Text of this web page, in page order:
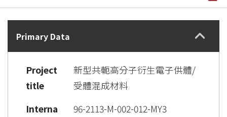
Statistics
Details
Primary Data
Project
title
新型共軛高分子衍生電子供體/
受體混成材料
Interna
96-2113-M-002-012-MY3